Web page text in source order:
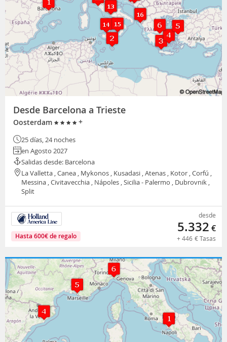
Desde Barcelona a Trieste
Oosterdam +
25 días, 24 noches
en Agosto 2027
Salidas desde: Barcelona
La Valletta , Canea , Mykonos , Kusadasi , Atenas , Kotor , Corfú ,
Messina , Civitavecchia , Nápoles , Sicilia - Palermo , Dubrovnik ,
Split
Hasta 600€de regalo
desde
5.332 €
+446 €Tasas